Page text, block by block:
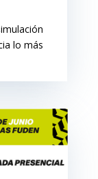
lo más